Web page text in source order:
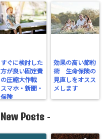
すぐに検討した
方が良い固定費
の圧縮大作戦
スマホ・新聞・
保険
効果の高い節約
術 生命保険の
見直しをオスス
メします
New Posts -